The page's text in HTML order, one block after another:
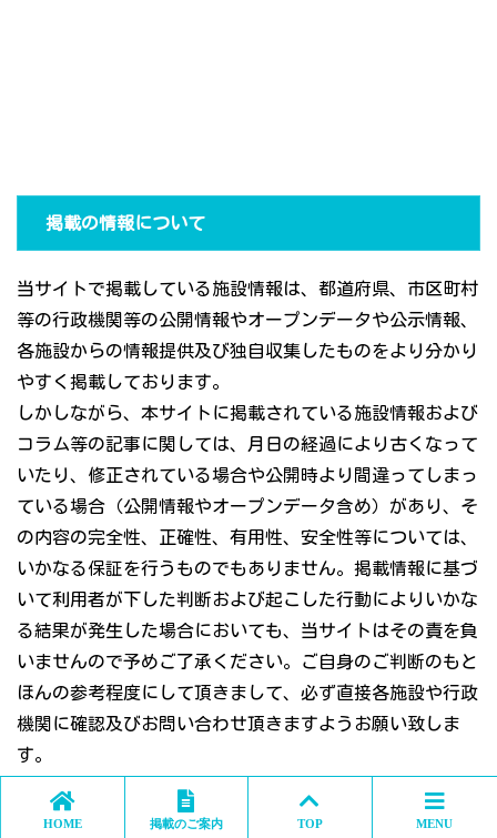
掲載の情報について
当サイトで掲載している施設情報は、都道府県、市区町村
等の行政機関等の公開情報やオープンデータや公示情報、
各施設からの情報提供及び独自収集したものをより分かり
やすく掲載しております。
しかしながら、本サイトに掲載されている施設情報および
コラム等の記事に関しては、月日の経過により古くなって
いたり、修正されている場合や公開時より間違ってしまっ
ている場合（公開情報やオープンデータ含め）があり、そ
の内容の完全性、正確性、有用性、安全性等については、
いかなる保証を行うものでもありません。掲載情報に基づ
いて利用者が下した判断および起こした行動によりいかな
る結果が発生した場合においても、当サイトはその責を負
いませんので予めご了承ください。ご自身のご判断のもと
ほんの参考程度にして頂きまして、必ず直接各施設や行政
機関に確認及びお問い合わせ頂きますようお願い致しま
す。
ツイート はてブ
HOME 掲載のご案内 TOP MENU